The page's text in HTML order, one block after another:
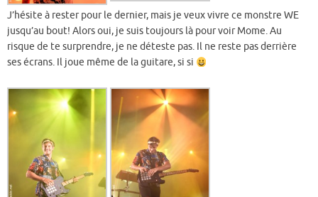
J’hésite à rester pour le dernier, mais je veux vivre ce monstre WE
jusqu’au bout! Alors oui, je suis toujours là pour voir Mome. Au
risque de te surprendre, je ne déteste pas. Il ne reste pas derrière
ses écrans. Il joue même de la guitare, si si